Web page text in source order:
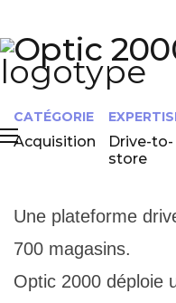
Optic
CATÉGORIE
Acquisition
Drive-to-
store
Une plateforme
700 magasins.
Optic 2000 déploie